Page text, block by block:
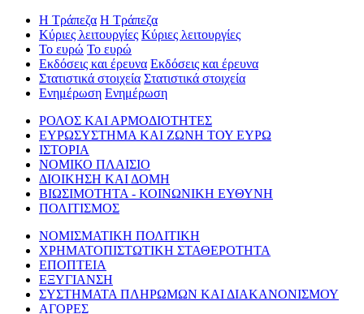
Η Τράπεζα Η Τράπεζα
Κύριες λειτουργίες Κύριες λειτουργίες
Το ευρώ Το ευρώ
Εκδόσεις και έρευνα Εκδόσεις και έρευνα
Στατιστικά στοιχεία Στατιστικά στοιχεία
Ενημέρωση Ενημέρωση
ΡΟΛΟΣ ΚΑΙ ΑΡΜΟΔΙΟΤΗΤΕΣ
ΕΥΡΩΣΥΣΤΗΜΑ ΚΑΙ ΖΩΝΗ ΤΟΥ ΕΥΡΩ
ΙΣΤΟΡΙΑ
ΝΟΜΙΚΟ ΠΛΑΙΣΙΟ
ΔΙΟΙΚΗΣΗ ΚΑΙ ΔΟΜΗ
ΒΙΩΣΙΜΟΤΗΤΑ - ΚΟΙΝΩΝΙΚΗ ΕΥΘΥΝΗ
ΠΟΛΙΤΙΣΜΟΣ
ΝΟΜΙΣΜΑΤΙΚΗ ΠΟΛΙΤΙΚΗ
ΧΡΗΜΑΤΟΠΙΣΤΩΤΙΚΗ ΣΤΑΘΕΡΟΤΗΤΑ
ΕΠΟΠΤΕΙΑ
ΕΞΥΓΙΑΝΣΗ
ΣΥΣΤΗΜΑΤΑ ΠΛΗΡΩΜΩΝ ΚΑΙ ΔΙΑΚΑΝΟΝΙΣΜΟΥ
ΑΓΟΡΕΣ